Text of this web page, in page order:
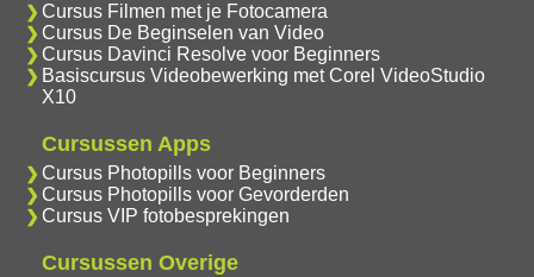
Cursus Filmen met je Fotocamera
Cursus De Beginselen van Video
Cursus Davinci Resolve voor Beginners
Basiscursus Videobewerking met Corel VideoStudio
X10
Cursussen Apps
Cursus Photopills voor Beginners
Cursus Photopills voor Gevorderden
Cursus VIP fotobesprekingen
Cursussen Overige